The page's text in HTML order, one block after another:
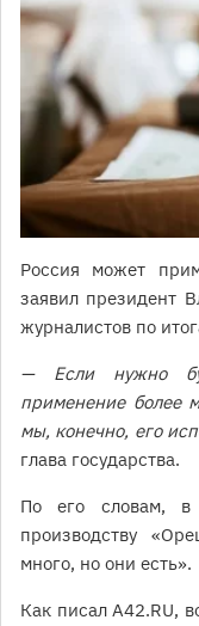
Россия может
заявил президент
журналистов по
— Если нужно
применение более
мы, конечно, его
глава государства.
По его словам, в
производству
много, но они есть».
Как писал А42.RU,